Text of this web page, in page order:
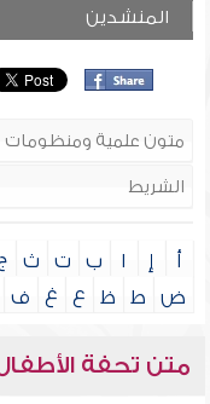
المنشدين
أ إ ا ب ت ث
ض
ط ظ ع غ ف
متن تحفة